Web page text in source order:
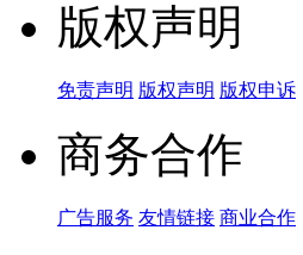
版权声明
免责声明 版权声明 版权申诉
商务合作
广告服务 友情链接 商业合作